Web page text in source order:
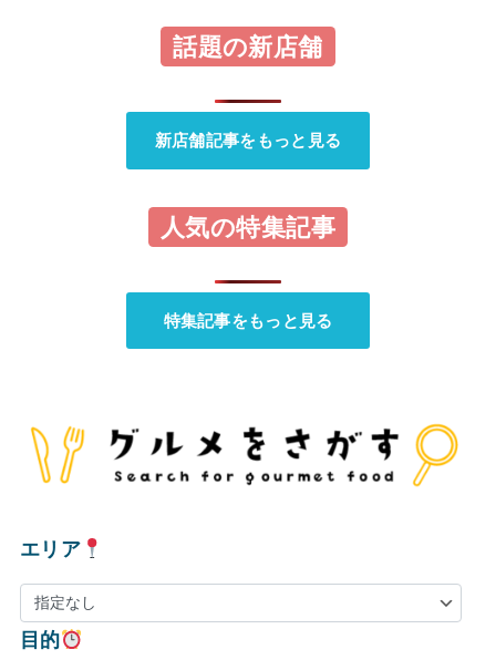
話題の新店舗
新店舗記事をもっと見る
人気の特集記事
特集記事をもっと見る
エリア
目的